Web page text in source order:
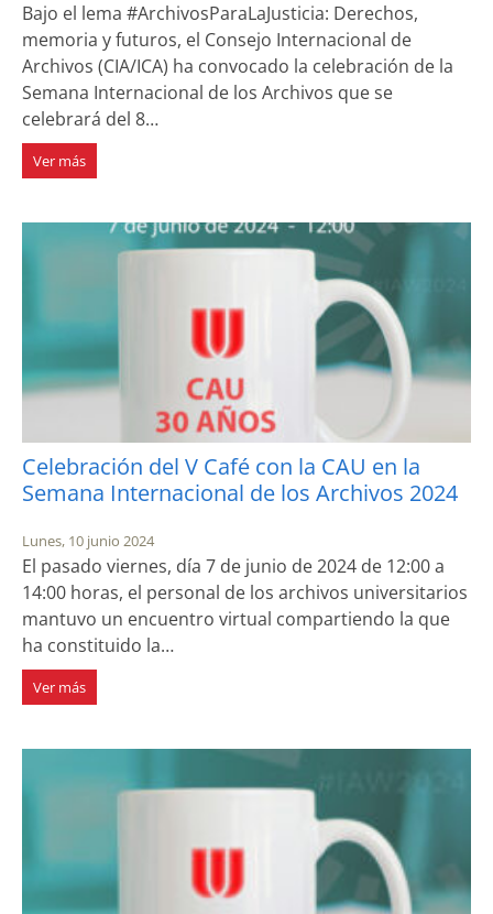
Bajo el lema #ArchivosParaLaJusticia: Derechos,
memoria y futuros, el Consejo Internacional de
Archivos (CIA/ICA) ha convocado la celebración de la
Semana Internacional de los Archivos que se
celebrará del 8…
Ver más
Celebración del V Café con la CAU en la
Semana Internacional de los Archivos 2024
Lunes, 10 junio 2024
El pasado viernes, día 7 de junio de 2024 de 12:00 a
14:00 horas, el personal de los archivos universitarios
mantuvo un encuentro virtual compartiendo la que
ha constituido la…
Ver más